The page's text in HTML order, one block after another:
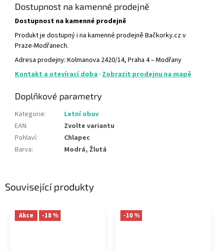
Související produkty
Akce -18 % -10 %
Dostupnost na kamenné prodejně
Dostupnost na kamenné prodejně
Produkt je dostupný i na kamenné prodejně Bačkorky.cz v
Praze-Modřanech.
Adresa prodejny: Kolmanova 2420/14, Praha 4 – Modřany
Kontakt a otevírací doba · Zobrazit prodejnu na mapě
Doplňkové parametry
Kategorie:
Letní obuv
EAN:
Zvolte variantu
Pohlaví:
Chlapec
Barva: Modrá, Žlutá